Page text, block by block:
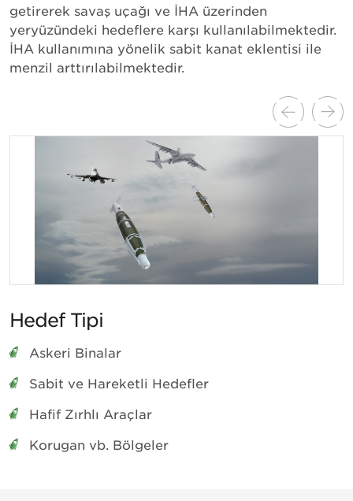
getirerek savaş uçağı ve İHA üzerinden
yeryüzündeki hedeflere karşı kullanılabilmektedir.
İHA kullanımına yönelik sabit kanat eklentisi ile
menzil arttırılabilmektedir.
Hedef Tipi
Askeri Binalar
Sabit ve Hareketli Hedefler
Hafif Zırhlı Araçlar
Korugan vb. Bölgeler